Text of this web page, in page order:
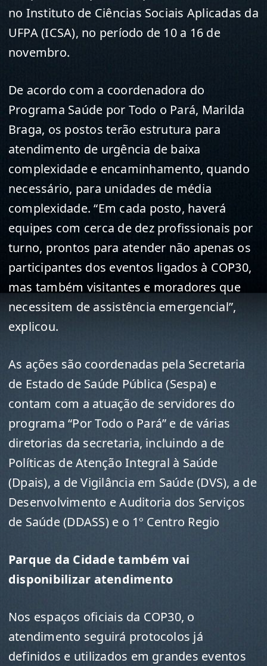
no Instituto de Ciências Sociais Aplicadas da
UFPA (ICSA), no período de 10 a 16 de
novembro.
De acordo com a coordenadora do
Programa Saúde por Todo o Pará, Marilda
Braga, os postos terão estrutura para
atendimento de urgência de baixa
complexidade e encaminhamento, quando
necessário, para unidades de média
complexidade. “Em cada posto, haverá
equipes com cerca de dez profissionais por
turno, prontos para atender não apenas os
participantes dos eventos ligados à COP30,
mas também visitantes e moradores que
necessitem de assistência emergencial”,
explicou.
As ações são coordenadas pela Secretaria
de Estado de Saúde Pública (Sespa) e
contam com a atuação de servidores do
programa “Por Todo o Pará” e de várias
diretorias da secretaria, incluindo a de
Políticas de Atenção Integral à Saúde
(Dpais), a de Vigilância em Saúde (DVS), a de
Desenvolvimento e Auditoria dos Serviços
de Saúde (DDASS) e o 1º Centro Regio
Parque da Cidade também vai
disponibilizar atendimento
Nos espaços oficiais da COP30, o
atendimento seguirá protocolos já
definidos e utilizados em grandes eventos